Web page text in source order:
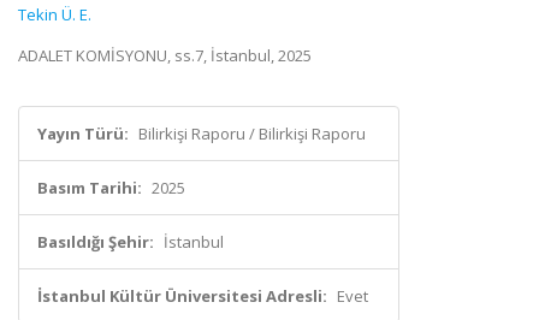
Tekin Ü. E.
ADALET KOMİSYONU, ss.7, İstanbul, 2025
Yayın Türü: Bilirkişi Raporu / Bilirkişi Raporu
Basım Tarihi: 2025
Basıldığı Şehir: İstanbul
İstanbul Kültür Üniversitesi Adresli: Evet